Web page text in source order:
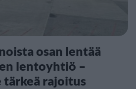
osan lentää
lentoyhtiö –
rajoitus